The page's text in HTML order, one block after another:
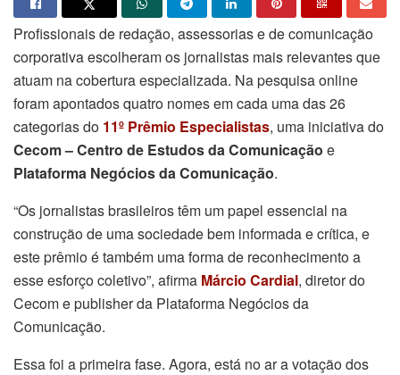
Profissionais de redação, assessorias e de comunicação
corporativa escolheram os jornalistas mais relevantes que
atuam na cobertura especializada. Na pesquisa online
foram apontados quatro nomes em cada uma das 26
categorias do 11º Prêmio Especialistas, uma iniciativa do
Cecom – Centro de Estudos da Comunicação e
Plataforma Negócios da Comunicação.
“Os jornalistas brasileiros têm um papel essencial na
construção de uma sociedade bem informada e crítica, e
este prêmio é também uma forma de reconhecimento a
esse esforço coletivo”, afirma Márcio Cardial, diretor do
Cecom e publisher da Plataforma Negócios da
Comunicação.
Essa foi a primeira fase. Agora, está no ar a votação dos